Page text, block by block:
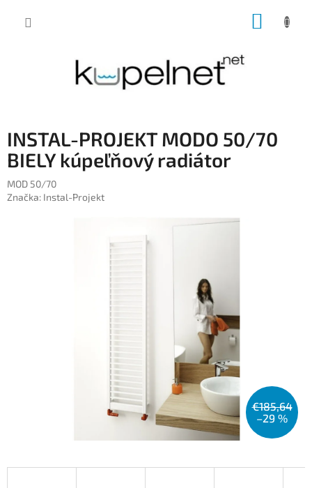
INSTAL-PROJEKT MODO 50/70
BIELY kúpeľňový radiátor
MOD 50/70
Značka: Instal-Projekt
€185,64
–29 %